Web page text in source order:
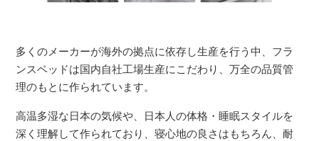
多くのメーカーが海外の拠点に依存し生産を行う中、フラ
ンスベッドは国内自社工場生産にこだわり、万全の品質管
理のもとに作られています。
高温多湿な日本の気候や、日本人の体格・睡眠スタイルを
深く理解して作られており、寝心地の良さはもちろん、耐